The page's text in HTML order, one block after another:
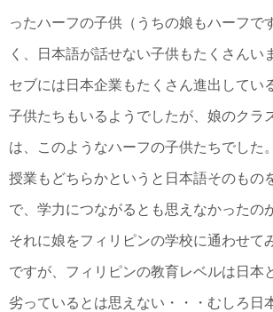
ったハーフの子供（うちの娘もハーフで
く、日本語が話せない子供もたくさんい
セブには日本企業もたくさん進出してい
子供たちもいるようでしたが、娘のクラ
は、このようなハーフの子供たちでした。
授業もどちらかというと日本語そのもの
で、学力につながるとも思えなかったの
それに娘をフィリピンの学校に通わせて
ですが、フィリピンの教育レベルは日本
劣っているとは思えない・・・むしろ日